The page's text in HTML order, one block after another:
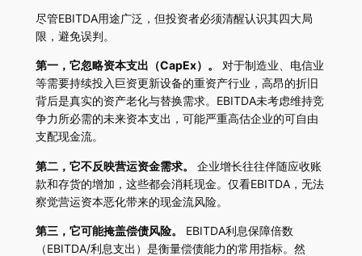
尽管EBITDA用途广泛，但投资者必须清醒认识其四大局
限，避免误判。
第一，它忽略资本支出（CapEx）。
对于制造业、电信业
等需要持续投入巨资更新设备的重资产行业，高昂的折旧
背后是真实的资产老化与替换需求。EBITDA未考虑维持竞
争力所必需的未来资本支出，可能严重高估企业的可自由
支配现金流。
第二，它不反映营运资金需求。
企业增长往往伴随应收账
款和存货的增加，这些都会消耗现金。仅看EBITDA，无法
察觉营运资本恶化带来的现金流风险。
第三，它可能掩盖偿债风险。
EBITDA利息保障倍数
（EBITDA/利息支出）是衡量偿债能力的常用指标。然